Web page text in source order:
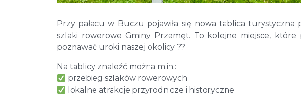
Przy pałacu w Buczu pojawiła się nowa tablica turystyczna
szlaki rowerowe Gminy Przemęt. To kolejne miejsce,
poznawać uroki naszej okolicy ??️
Na tablicy znaleźć można m.in.:
przebieg szlaków rowerowych
lokalne atrakcje przyrodnicze i historyczne